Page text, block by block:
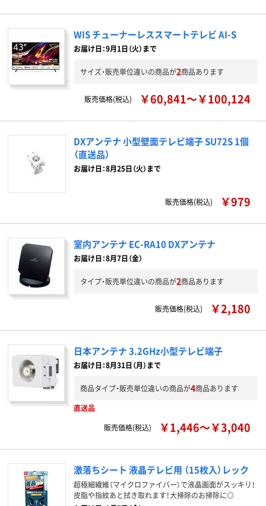
WIS チューナーレススマートテレビ AI-S
お届け日：9月1日（火）まで
サイズ・販売単位違いの商品が2商品あります
販売価格(税込) ￥60,841～￥100,124
DXアンテナ 小型壁面テレビ端子 SU72S 1個
（直送品）
お届け日：8月25日（火）まで
販売価格(税込) ￥979
室内アンテナ EC-RA10 DXアンテナ
お届け日：8月7日（金）
タイプ・販売単位違いの商品が2商品あります
販売価格(税込) ￥2,180
日本アンテナ 3.2GHz小型テレビ端子
お届け日：8月31日（月）まで
商品タイプ・販売単位違いの商品が4商品あります
直送品
販売価格(税込)
￥1,446～￥3,040
激落ちシート 液晶テレビ用 （15枚入）レック
超極細繊維（マイクロファイバー）で液晶画面がスッキリ！
皮脂や指紋あと拭き取れます！大掃除のお掃除に◎